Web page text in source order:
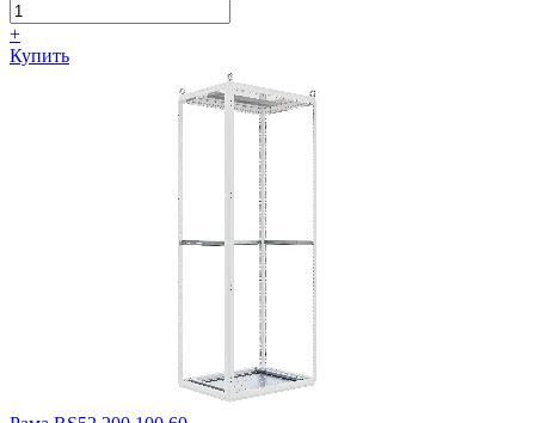
+
Купить